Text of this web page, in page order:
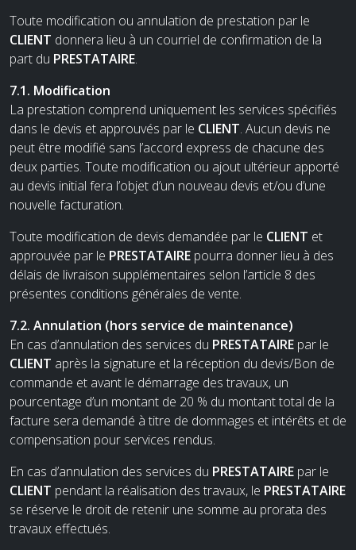
Toute modification ou annulation de prestation par le
CLIENT donnera lieu à un courriel de confirmation de la
part du PRESTATAIRE.
7.1. Modification
La prestation comprend uniquement les services spécifiés
dans le devis et approuvés par le CLIENT. Aucun devis ne
peut être modifié sans l’accord express de chacune des
deux parties. Toute modification ou ajout ultérieur apporté
au devis initial fera l’objet d’un nouveau devis et/ou d’une
nouvelle facturation.
Toute modification de devis demandée par le CLIENT et
approuvée par le PRESTATAIRE pourra donner lieu à des
délais de livraison supplémentaires selon l’article 8 des
présentes conditions générales de vente.
7.2. Annulation (hors service de maintenance)
En cas d’annulation des services du PRESTATAIRE par le
CLIENT après la signature et la réception du devis/Bon de
commande et avant le démarrage des travaux, un
pourcentage d’un montant de 20 % du montant total de la
facture sera demandé à titre de dommages et intérêts et de
compensation pour services rendus.
En cas d’annulation des services du PRESTATAIRE par le
CLIENT pendant la réalisation des travaux, le PRESTATAIRE
se réserve le droit de retenir une somme au prorata des
travaux effectués.